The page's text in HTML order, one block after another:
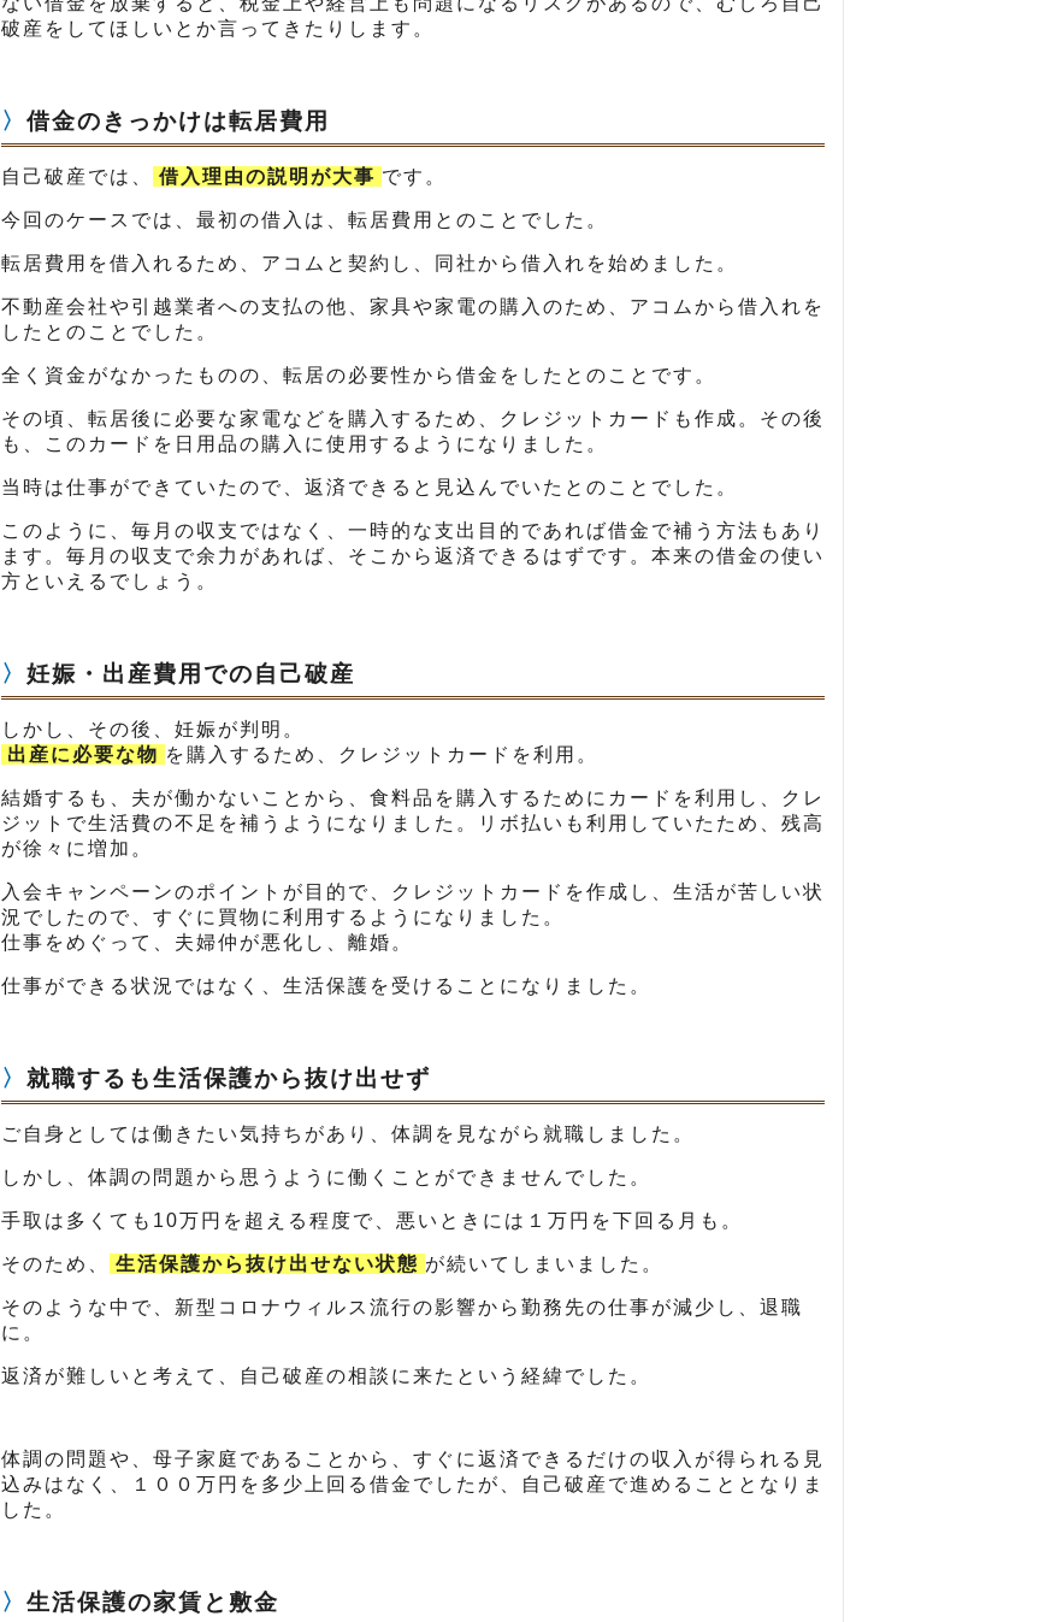
破産をしてほしいとか言ってきたりします。
借金のきっかけは転居費用
自己破産では、 借入理由の説明が大事 です。
今回のケースでは、最初の借入は、転居費用とのことでした。
転居費用を借入れるため、アコムと契約し、同社から借入れを始めました。
不動産会社や引越業者への支払の他、家具や家電の購入のため、アコムから借入れを
したとのことでした。
全く資金がなかったものの、転居の必要性から借金をしたとのことです。
その頃、転居後に必要な家電などを購入するため、クレジットカードも作成。その後
も、このカードを日用品の購入に使用するようになりました。
当時は仕事ができていたので、返済できると見込んでいたとのことでした。
このように、毎月の収支ではなく、一時的な支出目的であれば借金で補う方法もあり
ます。毎月の収支で余力があれば、そこから返済できるはずです。本来の借金の使い
方といえるでしょう。
妊娠・出産費用での自己破産
しかし、その後、妊娠が判明。
出産に必要な物 を購入するため、クレジットカードを利用。
結婚するも、夫が働かないことから、食料品を購入するためにカードを利用し、クレ
ジットで生活費の不足を補うようになりました。リボ払いも利用していたため、残高
が徐々に増加。
入会キャンペーンのポイントが目的で、クレジットカードを作成し、生活が苦しい状
況でしたので、すぐに買物に利用するようになりました。
仕事をめぐって、夫婦仲が悪化し、離婚。
仕事ができる状況ではなく、生活保護を受けることになりました。
就職するも生活保護から抜け出せず
ご自身としては働きたい気持ちがあり、体調を見ながら就職しました。
しかし、体調の問題から思うように働くことができませんでした。
手取は多くても10万円を超える程度で、悪いときには１万円を下回る月も。
そのため、 生活保護から抜け出せない状態 が続いてしまいました。
そのような中で、新型コロナウィルス流行の影響から勤務先の仕事が減少し、退職
に。
返済が難しいと考えて、自己破産の相談に来たという経緯でした。
体調の問題や、母子家庭であることから、すぐに返済できるだけの収入が得られる見
込みはなく、１００万円を多少上回る借金でしたが、自己破産で進めることとなりま
した。
生活保護の家賃と敷金